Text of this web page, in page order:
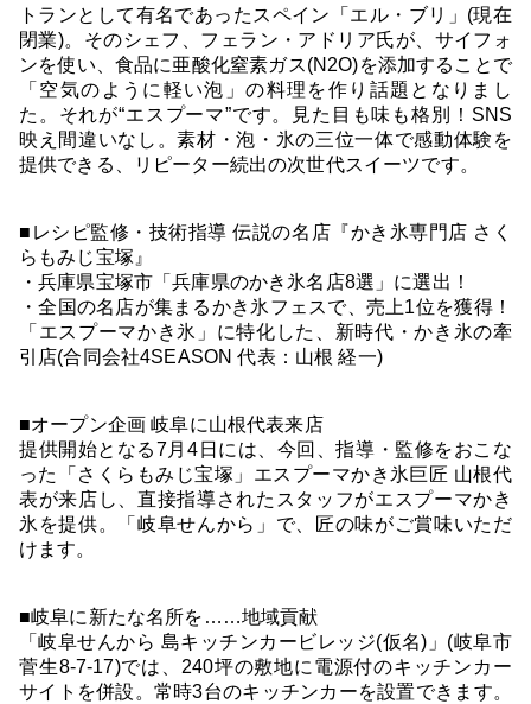
トランとして有名であったスペイン「エル・ブリ」(現在
閉業)。そのシェフ、フェラン・アドリア氏が、サイフォ
ンを使い、食品に亜酸化窒素ガス(N2O)を添加することで
「空気のように軽い泡」の料理を作り話題となりまし
た。それが“エスプーマ”です。見た目も味も格別！SNS
映え間違いなし。素材・泡・氷の三位一体で感動体験を
提供できる、リピーター続出の次世代スイーツです。
■レシピ監修・技術指導 伝説の名店『かき氷専門店 さく
らもみじ宝塚』
・兵庫県宝塚市「兵庫県のかき氷名店8選」に選出！
・全国の名店が集まるかき氷フェスで、売上1位を獲得！
「エスプーマかき氷」に特化した、新時代・かき氷の牽
引店(合同会社4SEASON 代表：山根 経一)
■オープン企画 岐阜に山根代表来店
提供開始となる7月4日には、今回、指導・監修をおこな
った「さくらもみじ宝塚」エスプーマかき氷巨匠 山根代
表が来店し、直接指導されたスタッフがエスプーマかき
氷を提供。「岐阜せんから」で、匠の味がご賞味いただ
けます。
■岐阜に新たな名所を……地域貢献
「岐阜せんから 島キッチンカービレッジ(仮名)」(岐阜市
菅生8-7-17)では、240坪の敷地に電源付のキッチンカー
サイトを併設。常時3台のキッチンカーを設置できます。